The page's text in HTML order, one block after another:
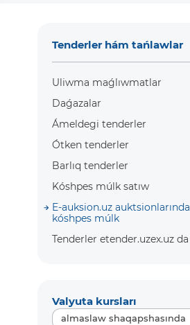
Tenderler hám tańlawlar
Uliwma maǵlıwmatlar
Daǵazalar
Ámeldegi tenderler
Ótken tenderler
Barlıq tenderler
Kóshpes múlk satıw
E-auksion.uz auktsionlarında
kóshpes múlk
Tenderler etender.uzex.uz da
Valyuta kursları
almaslaw shaqapshasında